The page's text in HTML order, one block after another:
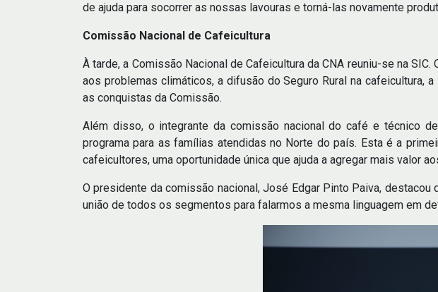
de ajuda para socorrer as nossas lavouras e torná-las novamente
Comissão Nacional de Cafeicultura
À tarde, a Comissão Nacional de Cafeicultura da CNA reuniu-se na
aos problemas climáticos, a difusão do Seguro Rural na cafeicultura,
as conquistas da Comissão.
Além disso, o integrante da comissão nacional do café e técnico
programa para as famílias atendidas no Norte do país. Esta é a
cafeicultores, uma oportunidade única que ajuda a agregar mais valor
O presidente da comissão nacional, José Edgar Pinto Paiva,
união de todos os segmentos para falarmos a mesma linguagem em